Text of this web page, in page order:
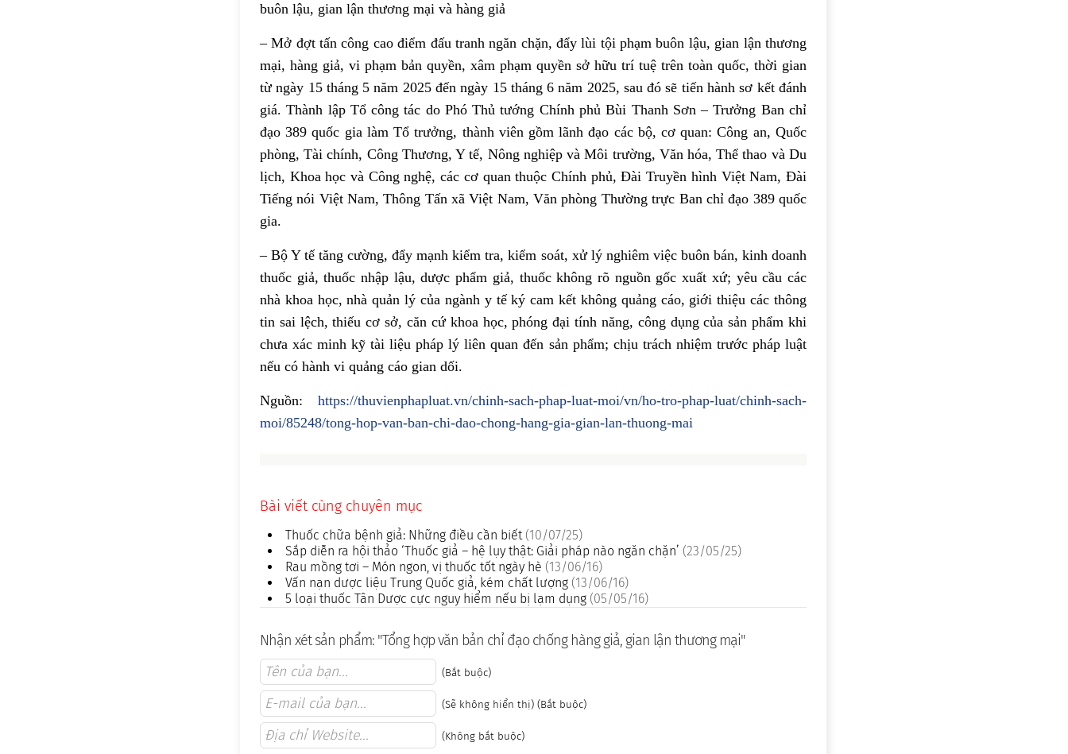
buôn lậu, gian lận thương mại và hàng giả
– Mở đợt tấn công cao điểm đấu tranh ngăn chặn, đẩy lùi tội phạm buôn lậu, gian lận thương
mại, hàng giả, vi phạm bản quyền, xâm phạm quyền sở hữu trí tuệ trên toàn quốc, thời gian
từ ngày 15 tháng 5 năm 2025 đến ngày 15 tháng 6 năm 2025, sau đó sẽ tiến hành sơ kết đánh
giá. Thành lập Tổ công tác do Phó Thủ tướng Chính phủ Bùi Thanh Sơn – Trưởng Ban chỉ
đạo 389 quốc gia làm Tổ trưởng, thành viên gồm lãnh đạo các bộ, cơ quan: Công an, Quốc
phòng, Tài chính, Công Thương, Y tế, Nông nghiệp và Môi trường, Văn hóa, Thể thao và Du
lịch, Khoa học và Công nghệ, các cơ quan thuộc Chính phủ, Đài Truyền hình Việt Nam, Đài
Tiếng nói Việt Nam, Thông Tấn xã Việt Nam, Văn phòng Thường trực Ban chỉ đạo 389 quốc
gia.
– Bộ Y tế tăng cường, đẩy mạnh kiểm tra, kiểm soát, xử lý nghiêm việc buôn bán, kinh doanh
thuốc giả, thuốc nhập lậu, dược phẩm giả, thuốc không rõ nguồn gốc xuất xứ; yêu cầu các
nhà khoa học, nhà quản lý của ngành y tế ký cam kết không quảng cáo, giới thiệu các thông
tin sai lệch, thiếu cơ sở, căn cứ khoa học, phóng đại tính năng, công dụng của sản phẩm khi
chưa xác minh kỹ tài liệu pháp lý liên quan đến sản phẩm; chịu trách nhiệm trước pháp luật
nếu có hành vi quảng cáo gian dối.
Nguồn: https://thuvienphapluat.vn/chinh-sach-phap-luat-moi/vn/ho-tro-phap-luat/chinh-sach-
moi/85248/tong-hop-van-ban-chi-dao-chong-hang-gia-gian-lan-thuong-mai
Bài viết cùng chuyên mục
Thuốc chữa bệnh giả: Những điều cần biết (10/07/25)
Sắp diễn ra hội thảo ‘Thuốc giả – hệ lụy thật: Giải pháp nào ngăn chặn’ (23/05/25)
Rau mồng tơi – Món ngon, vị thuốc tốt ngày hè (13/06/16)
Vấn nạn dược liệu Trung Quốc giả, kém chất lượng (13/06/16)
5 loại thuốc Tân Dược cực nguy hiểm nếu bị lạm dụng (05/05/16)
Nhận xét sản phẩm: "Tổng hợp văn bản chỉ đạo chống hàng giả, gian lận thương mại"
(Bắt buộc)
(Sẽ không hiển thị) (Bắt buộc)
(Không bắt buộc)